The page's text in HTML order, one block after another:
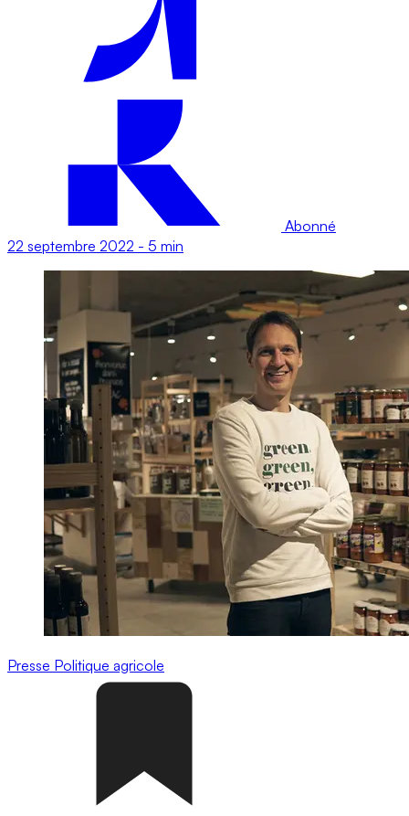
Abonné
22 septembre 2022 - 5 min
Presse Politique agricole